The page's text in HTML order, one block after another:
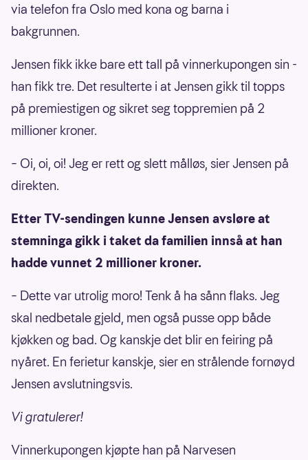
via telefon fra Oslo med kona og barna i
bakgrunnen.
Jensen fikk ikke bare ett tall på vinnerkupongen sin -
han fikk tre. Det resulterte i at Jensen gikk til topps
på premiestigen og sikret seg toppremien på 2
millioner kroner.
– Oi, oi, oi! Jeg er rett og slett målløs, sier Jensen på
direkten.
Etter TV-sendingen kunne Jensen avsløre at
stemninga gikk i taket da familien innså at han
hadde vunnet 2 millioner kroner.
– Dette var utrolig moro! Tenk å ha sånn flaks. Jeg
skal nedbetale gjeld, men også pusse opp både
kjøkken og bad. Og kanskje det blir en feiring på
nyåret. En ferietur kanskje, sier en strålende fornøyd
Jensen avslutningsvis.
Vi gratulerer!
Vinnerkupongen kjøpte han på Narvesen